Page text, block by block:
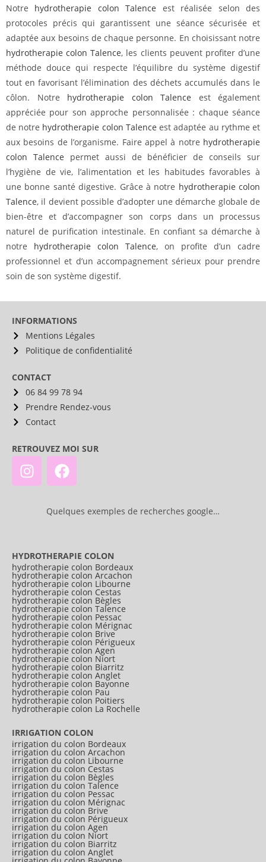
Notre hydrotherapie colon Talence est réalisée selon des
protocoles précis qui garantissent une séance sécurisée et
adaptée aux besoins de chaque personne. En choisissant notre
hydrotherapie colon Talence, les clients peuvent profiter d’une
méthode douce qui respecte l’équilibre du système digestif
tout en favorisant l’élimination des déchets accumulés dans le
côlon. Notre hydrotherapie colon Talence est également
appréciée pour son approche personnalisée : chaque séance
de notre hydrotherapie colon Talence est adaptée au rythme et
aux besoins de l’organisme. Faire appel à notre hydrotherapie
colon Talence permet aussi de bénéficier de conseils sur
l’hygiène de vie, l’alimentation et les habitudes favorables à
une bonne santé digestive. Grâce à notre hydrotherapie colon
Talence, il devient possible d’adopter une démarche globale de
bien-être et d’accompagner son corps dans un processus
naturel de purification intestinale. En confiant sa démarche à
notre hydrotherapie colon Talence, on profite d’un cadre
professionnel et d’un accompagnement sérieux pour prendre
soin de son système digestif.
INFORMATIONS
Mentions Légales
Politique de confidentialité
CONTACT
06 84 99 78 94
Prendre Rendez-vous
Contact
RETROUVEZ MOI SUR
Quelques exemples de recherches google…
HYDROTHERAPIE COLON
hydrotherapie colon Bordeaux
hydrotherapie colon Arcachon
hydrotherapie colon Libourne
hydrotherapie colon Cestas
hydrotherapie colon Bègles
hydrotherapie colon Talence
hydrotherapie colon Pessac
hydrotherapie colon Mérignac
hydrotherapie colon Brive
hydrotherapie colon Périgueux
hydrotherapie colon Agen
hydrotherapie colon Niort
hydrotherapie colon Biarritz
hydrotherapie colon Anglet
hydrotherapie colon Bayonne
hydrotherapie colon Pau
hydrotherapie colon Poitiers
hydrotherapie colon La Rochelle
IRRIGATION COLON
irrigation du colon Bordeaux
irrigation du colon Arcachon
irrigation du colon Libourne
irrigation du colon Cestas
irrigation du colon Bègles
irrigation du colon Talence
irrigation du colon Pessac
irrigation du colon Mérignac
irrigation du colon Brive
irrigation du colon Périgueux
irrigation du colon Agen
irrigation du colon Niort
irrigation du colon Biarritz
irrigation du colon Anglet